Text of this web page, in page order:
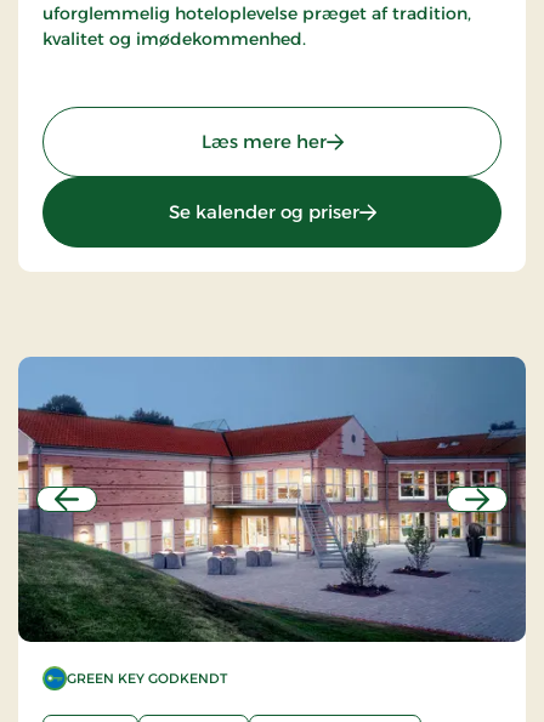
uforglemmelig hoteloplevelse præget af tradition,
kvalitet og imødekommenhed.
Læs mere her: Brøndums Hotel,
Se kalender og priser: Brøndums Hotel,
Forrige Næste
GREEN KEY GODKENDT